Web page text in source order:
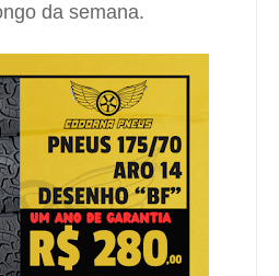
da semana.